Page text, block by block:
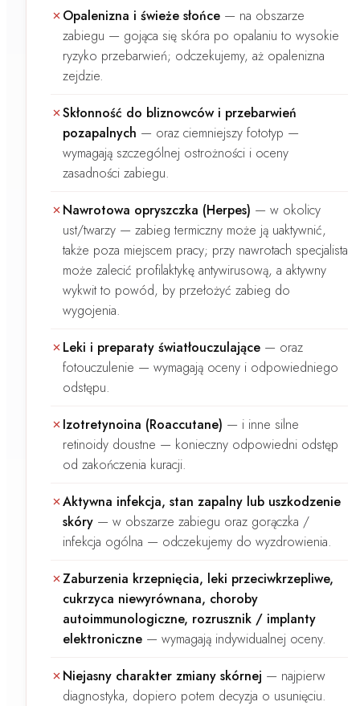
Opalenizna i świeże słońce — na obszarze
zabiegu — gojąca się skóra po opalaniu to wysokie
ryzyko przebarwień; odczekujemy, aż opalenizna
zejdzie.
Skłonność do bliznowców i przebarwień
pozapalnych — oraz ciemniejszy fototyp —
wymagają szczególnej ostrożności i oceny
zasadności zabiegu.
Nawrotowa opryszczka (Herpes) — w okolicy
ust/twarzy — zabieg termiczny może ją uaktywnić,
także poza miejscem pracy; przy nawrotach specjalista
może zalecić profilaktykę antywirusową, a aktywny
wykwit to powód, by przełożyć zabieg do
wygojenia.
Leki i preparaty światłouczulające — oraz
fotouczulenie — wymagają oceny i odpowiedniego
odstępu.
Izotretynoina (Roaccutane) — i inne silne
retinoidy doustne — konieczny odpowiedni odstęp
od zakończenia kuracji.
Aktywna infekcja, stan zapalny lub uszkodzenie
skóry — w obszarze zabiegu oraz gorączka /
infekcja ogólna — odczekujemy do wyzdrowienia.
Zaburzenia krzepnięcia, leki przeciwkrzepliwe,
cukrzyca niewyrównana, choroby
autoimmunologiczne, rozrusznik / implanty
elektroniczne — wymagają indywidualnej oceny.
Niejasny charakter zmiany skórnej — najpierw
diagnostyka, dopiero potem decyzja o usunięciu.